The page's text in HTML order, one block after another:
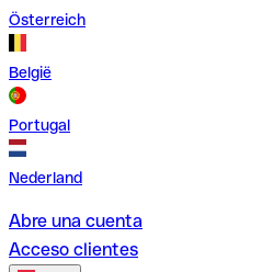
Österreich
België
Portugal
Nederland
Abre una cuenta
Acceso clientes